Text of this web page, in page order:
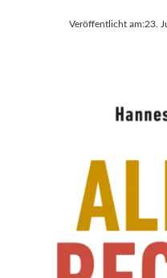
Veröffentlicht am:23.